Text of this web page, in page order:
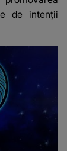
de intenții